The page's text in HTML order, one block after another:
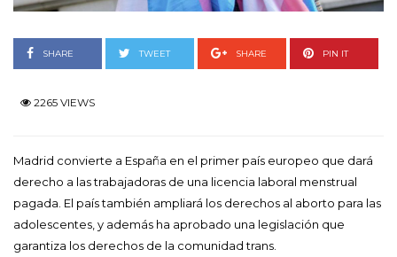
SHARE TWEET SHARE PIN IT
2265 VIEWS
Madrid convierte a España en el primer país europeo que dará
derecho a las trabajadoras de una licencia laboral menstrual
pagada. El país también ampliará los derechos al aborto para las
adolescentes, y además ha aprobado una legislación que
garantiza los derechos de la comunidad trans.